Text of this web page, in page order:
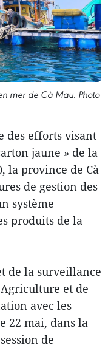
mer de Cà Mau. Photo
des efforts visant
jaune » de la
la province de Cà
de gestion des
système
produits de la
de la surveillance
et de
avec les
22 mai, dans la
de